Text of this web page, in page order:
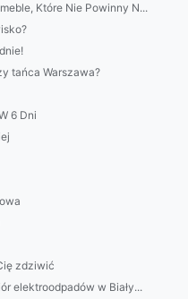
Które Nie Powinny N...
tańca Warszawa?
6 Dni
zdziwić
elektroodpadów w Biały...